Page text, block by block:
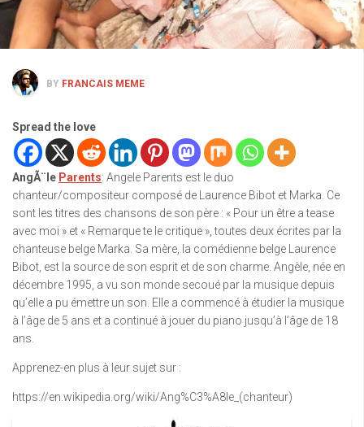
BY FRANCAIS MEME
Spread the love
AngÃ¨le Parents: Angele Parents est le duo
chanteur/compositeur composé de Laurence Bibot et Marka. Ce
sont les titres des chansons de son père : « Pour un être a tease
avec moi » et « Remarque te le critique », toutes deux écrites par la
chanteuse belge Marka. Sa mère, la comédienne belge Laurence
Bibot, est la source de son esprit et de son charme. Angèle, née en
décembre 1995, a vu son monde secoué par la musique depuis
qu’elle a pu émettre un son. Elle a commencé à étudier la musique
à l’âge de 5 ans et a continué à jouer du piano jusqu’à l’âge de 18
ans.
Apprenez-en plus à leur sujet sur :
https://en.wikipedia.org/wiki/Ang%C3%A8le_(chanteur)